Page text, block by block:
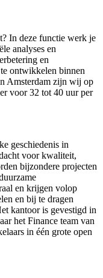
In deze functie werk je
analyses en
en
ontwikkelen binnen
Amsterdam zijn wij op
voor 32 tot 40 uur per
geschiedenis in
voor kwaliteit,
bijzondere projecten
en krijgen volop
en bij te dragen
kantoor is gevestigd in
het Finance team van
in één grote open